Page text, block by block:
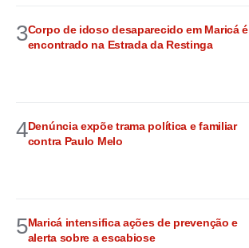
3Corpo de idoso desaparecido em Maricá é
encontrado na Estrada da Restinga
4Denúncia expõe trama política e familiar
contra Paulo Melo
5Maricá intensifica ações de prevenção e
alerta sobre a escabiose